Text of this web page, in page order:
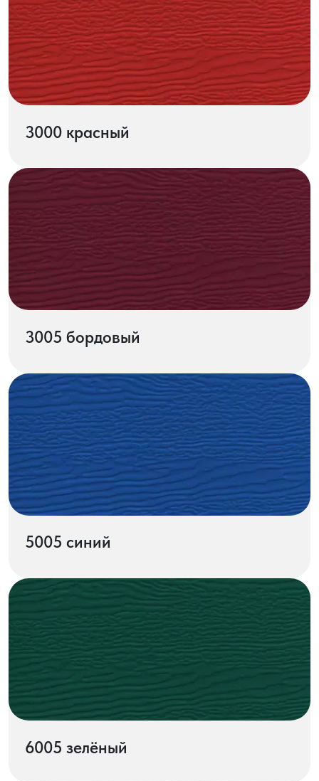
3000 красный
3005 бордовый
5005 синий
6005 зелёный